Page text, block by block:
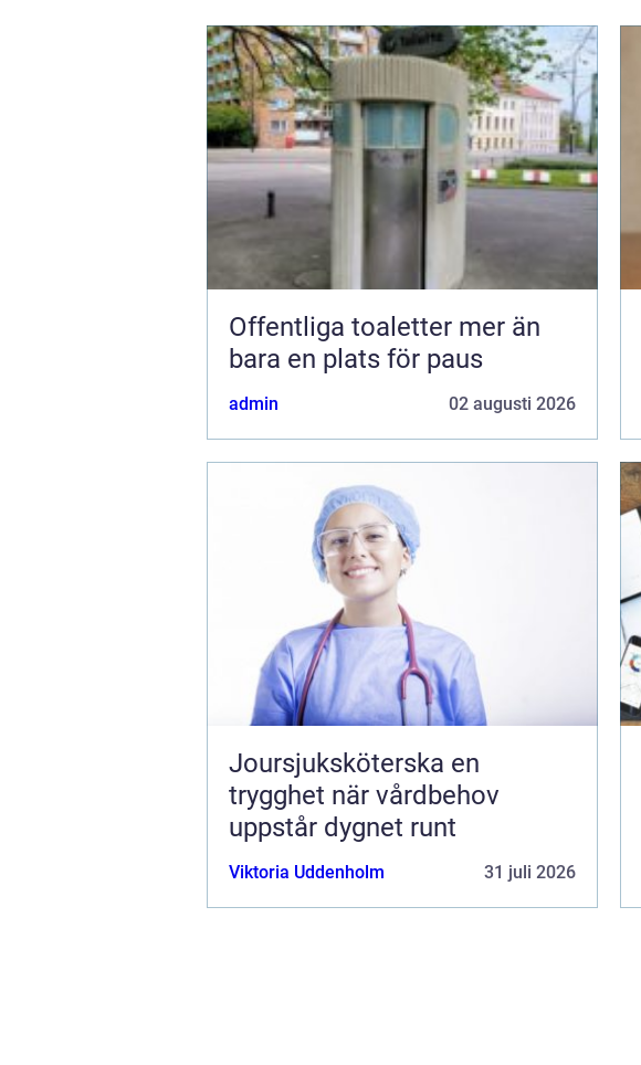
Offentliga toaletter mer än
bara en plats för paus
admin 02 augusti 2026
Joursjuksköterska en
trygghet när vårdbehov
uppstår dygnet runt
Viktoria Uddenholm 31 juli 2026